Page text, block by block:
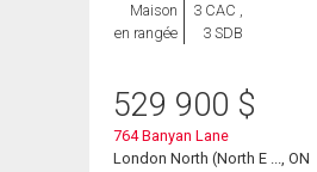
Maison
en rangée
3 CAC ,
3 SDB
529 900 $
764 Banyan Lane
London North (North E ..., ON